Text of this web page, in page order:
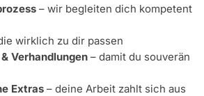
– wir begleiten dich kompetent
wirklich zu dir passen
Verhandlungen – damit du souverän
Extras – deine Arbeit zahlt sich aus